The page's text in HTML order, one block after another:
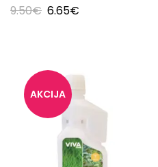
9.50€ 6.65€